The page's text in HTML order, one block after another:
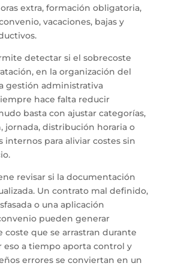
extra, formación obligatoria,
vacaciones, bajas y
detectar si el sobrecoste
en la organización del
gestión administrativa
hace falta reducir
basta con ajustar categorías,
jornada, distribución horaria o
para aliviar costes sin
revisar si la documentación
Un contrato mal definido,
o una aplicación
pueden generar
coste que se arrastran durante
eso a tiempo aporta control y
errores se conviertan en un